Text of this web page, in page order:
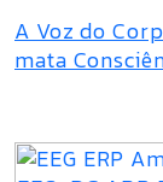
A Voz do
mata